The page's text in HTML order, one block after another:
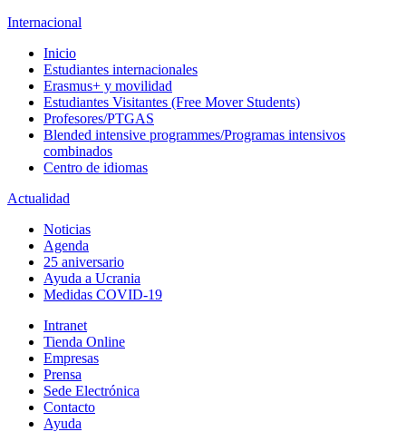
Internacional
Inicio
Estudiantes internacionales
Erasmus+ y movilidad
Estudiantes Visitantes (Free Mover Students)
Profesores/PTGAS
Blended intensive programmes/Programas intensivos
combinados
Centro de idiomas
Actualidad
Noticias
Agenda
25 aniversario
Ayuda a Ucrania
Medidas COVID-19
Intranet
Tienda Online
Empresas
Prensa
Sede Electrónica
Contacto
Ayuda